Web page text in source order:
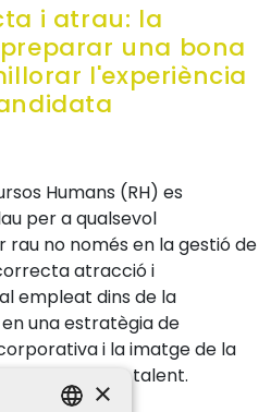
i atrau: la
una bona
l'experiència
Humans (RH) es
per a qualsevol
rau no només en la gestió de
atracció i
empleat dins de la
una estratègia de
i la imatge de la
i retenir talent.
×